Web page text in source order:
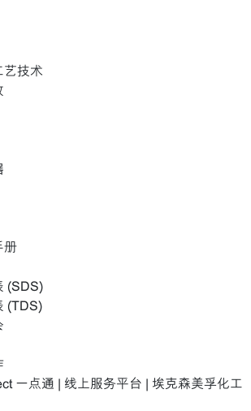
艺技术
册
(SDS)
(TDS)
一点通 | 线上服务平台 | 埃克森美孚化工